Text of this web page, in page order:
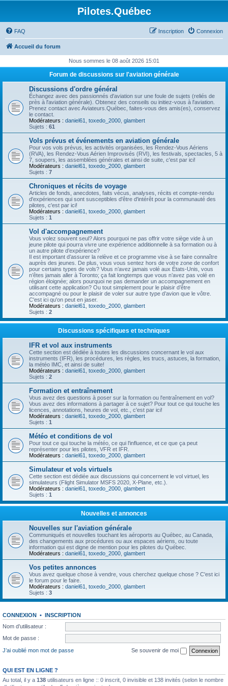
Pilotes.Québec
FAQ Connexion
Inscription
Accueil du forum
Nous sommes le 08 août 2026 15:01
Forum de discussions sur l'aviation générale
Discussions d'ordre général
Échangez avec des passionnés d'aviation sur une foule de sujets (reliés de
près à l'aviation générale). Obtenez des conseils ou initiez-vous à l'aviation.
Prenez contact avec Aviateurs.Québec, faites-vous des amis(es), conservez
le contact.
Modérateurs : daniel61 toxedo_2000 glambert
Sujets : 61
Vols prévus et événements en aviation générale
Pour vos vols prévus, les activités organisées, les Rendez-Vous Aériens
(RVA), les Rendez-Vous Aérien Improvisés (RVI), les festivals, spectacles, 5 à
7, soupers, les assemblées générales et ainsi de suite, c'est par ici!
Modérateurs : daniel61 toxedo_2000 glambert
Sujets : 7
Chroniques et récits de voyage
Articles de fonds, anecdotes, faits vécus, analyses, récits et compte-rendu
d'expériences qui sont susceptibles d'être d'intérêt pour la communauté des
pilotes, c'est par ici!
Modérateurs : daniel61 toxedo_2000 glambert
Sujets : 1
Vol d'accompagnement
Vous volez souvent seul? Alors pourquoi ne pas offrir votre siège vide à un
jeune pilote qui pourra vivre une expérience additionnelle à sa formation ou à
un autre pilote d’expérience?
Il est important d’assurer la relève et ce programme vise à se faire connaître
auprès des jeunes. De plus, vous vous sentez hors de votre zone de confort
pour certains types de vols? Vous n’avez jamais volé aux États-Unis, vous
n’êtes jamais aller à Toronto; ça fait longtemps que vous n’avez pas volé en
région éloignée; alors pourquoi ne pas demander un accompagnement en
utilisant cette application? Ou tout simplement pour le plaisir d’être
accompagné ou pour le plaisir de voler sur autre type d’avion que le vôtre.
C'est ici qu'on peut en jaser.
Modérateurs : daniel61 toxedo_2000 glambert
Sujets : 2
Discussions spécifiques et techniques
IFR et vol aux instruments
Cette section est dédiée à toutes les discussions concernant le vol aux
instruments (IFR), les procédures, les règles, les trucs, astuces, la formation,
la météo IMC, et ainsi de suite!
Modérateurs : daniel61 toxedo_2000 glambert
Sujets : 2
Formation et entraînement
Vous avez des questions à poser sur la formation ou l'entraînement en vol?
Vous avez des informations à partager à ce sujet? Pour tout ce qui touche les
licences, annotations, heures de vol, etc., c'est par ici!
Modérateurs : daniel61 toxedo_2000 glambert
Sujets : 1
Météo et conditions de vol
Pour tout ce qui touche la météo, ce qui l'influence, et ce que ça peut
représenter pour les pilotes, VFR et IFR.
Modérateurs : daniel61 toxedo_2000 glambert
Simulateur et vols virtuels
Cette section est dédiée aux discussions qui concernent le vol virtuel, les
simulateurs (Flight Simulator MSFS 2020, X-Plane, etc.).
Modérateurs : daniel61 toxedo_2000 glambert
Sujets : 1
Nouvelles et annonces
Nouvelles sur l'aviation générale
Communiqués et nouvelles touchant les aéroports au Québec, au Canada,
des changements aux procédures ou aux espaces aériens, ou toute
information qui est digne de mention pour les pilotes du Québec.
Modérateurs : daniel61 toxedo_2000 glambert
Vos petites annonces
Vous avez quelque chose à vendre, vous cherchez quelque chose ? C'est ici
le forum pour le faire.
Modérateurs : daniel61 toxedo_2000 glambert
Sujets : 3
CONNEXION • INSCRIPTION
Nom d’utilisateur :
Mot de passe :
J’ai oublié mon mot de passe
Se souvenir de moi
QUI EST EN LIGNE ?
Au total, il y a 138 utilisateurs en ligne :: 0 inscrit, 0 invisible et 138 invités (selon le nombre